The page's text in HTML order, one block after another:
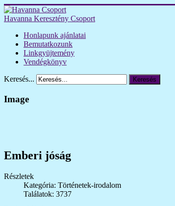
Havanna Keresztény Csoport
Honlapunk ajánlatai
Bemutatkozunk
Linkgyüjtemény
Vendégkönyv
Keresés... Keresés
Image
Emberi jóság
Részletek
Kategória: Történetek-irodalom
Találatok: 3737